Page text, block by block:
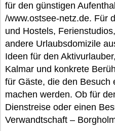
für den günstigen
/www.ostsee-netz.de. Für
und Hostels,
andere Urlaubsdomizile
Ideen für den
Kalmar und konkrete
für Gäste, die den Besuch
machen werden. Ob für
Dienstreise oder einen
Verwandtschaft –